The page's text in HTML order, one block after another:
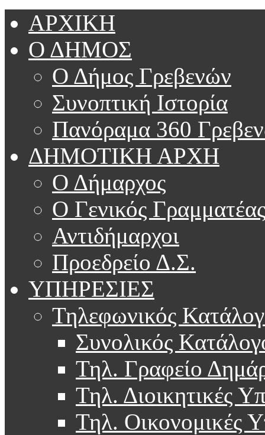
ΑΡΧΙΚΗ
Ο ΔΗΜΟΣ
Ο Δήμος Γρεβενών
Συνοπτική Ιστορία
Πανόραμα 360
ΔΗΜΟΤΙΚΗ ΑΡΧΗ
Ο Δήμαρχος
Ο Γενικός Γραμματέας
Αντιδήμαρχοι
Προεδρείο Δ.Σ.
ΥΠΗΡΕΣΙΕΣ
Τηλεφωνικός
Συνολικός
Τηλ. Γραφείο
Τηλ. Διοικητικές
Τηλ. Οικονομικές